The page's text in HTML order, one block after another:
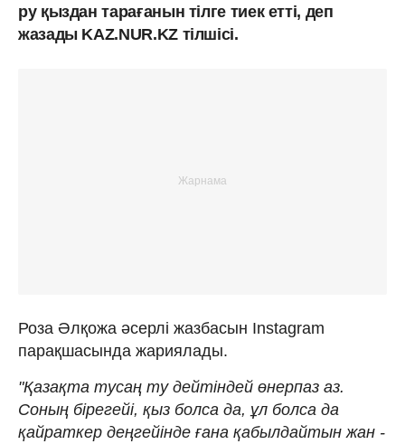
ру қыздан тарағанын тілге тиек етті, деп
жазады KAZ.NUR.KZ тілшісі.
Роза Әлқожа әсерлі жазбасын Instagram
парақшасында жариялады.
"Қазақта тусаң ту дейтіндей өнерпаз аз.
Соның бірегейі, қыз болса да, ұл болса да
қайраткер деңгейінде ғана қабылдайтын жан -